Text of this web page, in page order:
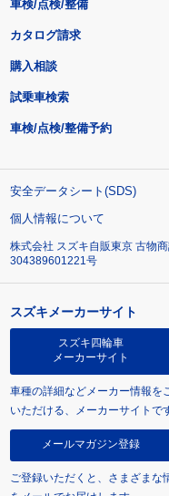
車検/点検/整備
カタログ請求
購入相談
試乗車検索
車検/点検/整備予約
安全データシート(SDS)
個人情報について
株式会社 スズキ自販東京 古物
304389601221号
スズキメーカーサイト
スズキ四輪車
メーカーサイト
車種の詳細などメーカー情報を
いただける、メーカーサイトで
メールマガジン登録
ご登録いただくと、さまざまな